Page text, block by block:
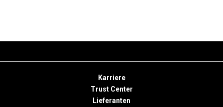
Karriere
Trust Center
Lieferanten